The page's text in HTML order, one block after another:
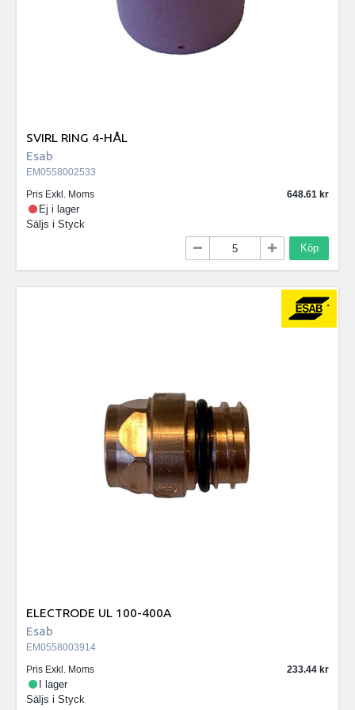
SVIRL RING 4-HÅL
Esab
EM0558002533
Pris Exkl. Moms
648.61
Ej i lager
Säljs i Styck
Köp
ELECTRODE UL 100-400A
Esab
EM0558003914
Pris Exkl. Moms
233.44
I lager
Säljs i Styck